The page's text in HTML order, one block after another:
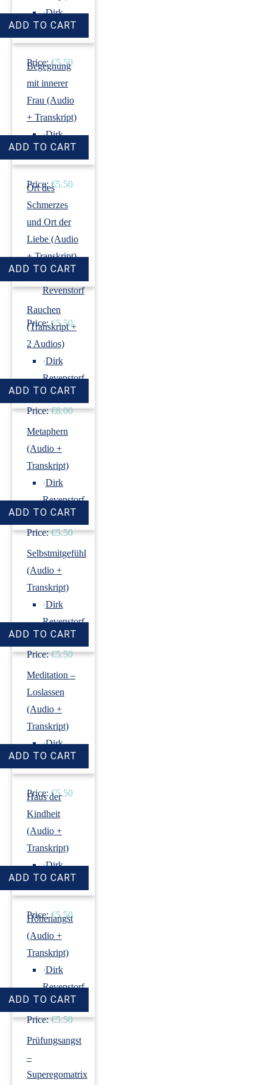
›Dirk
Revenstorf
Price: €5.50
Begegnung
mit innerer
Frau (Audio
+ Transkript)
›Dirk
Revenstorf
Price: €5.50
Ort des
Schmerzes
und Ort der
Liebe (Audio
+ Transkript)
›Dirk
Revenstorf
Price: €5.50
Rauchen
(Transkript +
2 Audios)
›Dirk
Revenstorf
Price: €8.00
Metaphern
(Audio +
Transkript)
›Dirk
Revenstorf
Price: €5.50
Selbstmitgefühl
(Audio +
Transkript)
›Dirk
Revenstorf
Price: €5.50
Meditation –
Loslassen
(Audio +
Transkript)
›Dirk
Revenstorf
Price: €5.50
Haus der
Kindheit
(Audio +
Transkript)
›Dirk
Revenstorf
Price: €5.50
Höhenangst
(Audio +
Transkript)
›Dirk
Revenstorf
Price: €5.50
Prüfungsangst
–
Superegomatrix